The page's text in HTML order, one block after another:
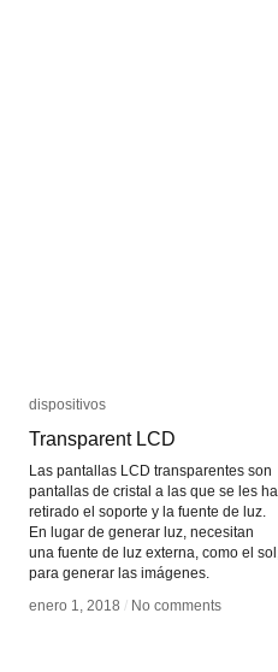
dispositivos
Transparent LCD
Las pantallas LCD transparentes son
pantallas de cristal a las que se les ha
retirado el soporte y la fuente de luz.
En lugar de generar luz, necesitan
una fuente de luz externa, como el sol,
para generar las imágenes.
enero 1, 2018 / No comments
dispositivos
Transparent LCD
enero 1, 2018 / No comments